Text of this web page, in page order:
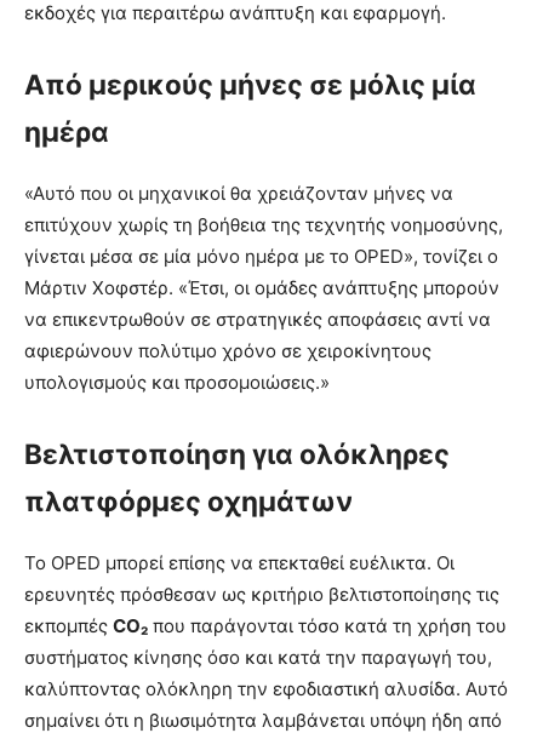
εκδοχές για περαιτέρω ανάπτυξη και εφαρμογή.
Από μερικούς μήνες σε μόλις μία
ημέρα
«Αυτό που οι μηχανικοί θα χρειάζονταν μήνες να
επιτύχουν χωρίς τη βοήθεια της τεχνητής νοημοσύνης,
γίνεται μέσα σε μία μόνο ημέρα με το OPED», τονίζει ο
Μάρτιν Χοφστέρ. «Έτσι, οι ομάδες ανάπτυξης μπορούν
να επικεντρωθούν σε στρατηγικές αποφάσεις αντί να
αφιερώνουν πολύτιμο χρόνο σε χειροκίνητους
υπολογισμούς και προσομοιώσεις.»
Βελτιστοποίηση για ολόκληρες
πλατφόρμες οχημάτων
Το OPED μπορεί επίσης να επεκταθεί ευέλικτα. Οι
ερευνητές πρόσθεσαν ως κριτήριο βελτιστοποίησης τις
εκπομπές CO₂ που παράγονται τόσο κατά τη χρήση του
συστήματος κίνησης όσο και κατά την παραγωγή του,
καλύπτοντας ολόκληρη την εφοδιαστική αλυσίδα. Αυτό
σημαίνει ότι η βιωσιμότητα λαμβάνεται υπόψη ήδη από